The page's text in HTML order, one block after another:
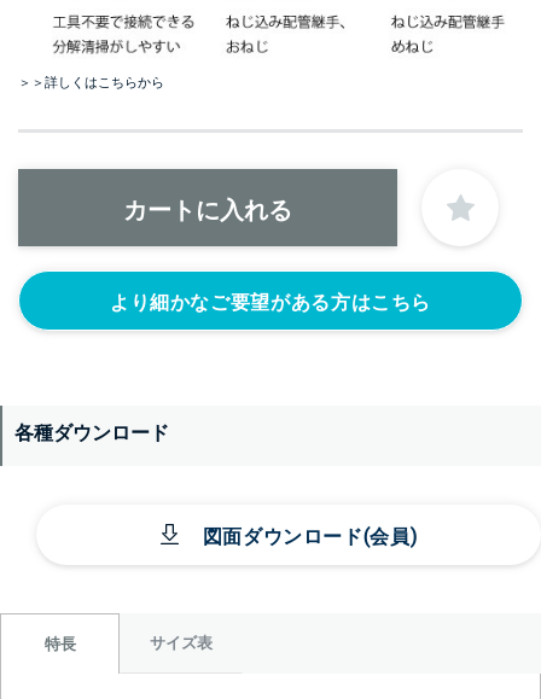
＞＞詳しくはこちらから
より細かなご要望がある方はこちら
各種ダウンロード
図面ダウンロード(会員)
特長 サイズ表